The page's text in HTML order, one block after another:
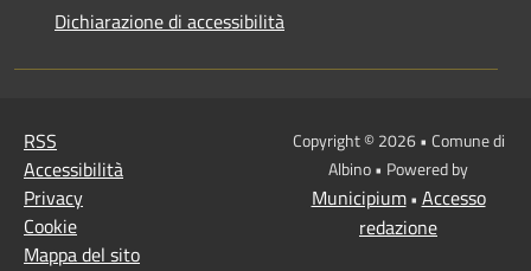
Dichiarazione di accessibilità
RSS
Accessibilità
Privacy
Cookie
Mappa del sito
Copyright © 2026 • Comune di
Albino • Powered by
Municipium• Accesso
redazione